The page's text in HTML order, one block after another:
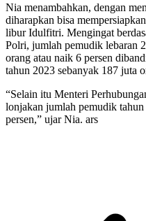
Nia menambahkan, dengan
diharapkan bisa
libur Idulfitri. Mengingat
Polri, jumlah pemudik lebaran
orang atau naik 6 persen
tahun 2023 sebanyak 187 juta
“Selain itu Menteri
lonjakan jumlah pemudik
persen,” ujar Nia. ars